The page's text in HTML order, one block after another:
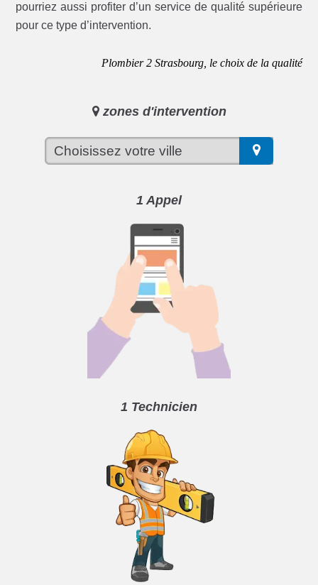
pourriez aussi profiter d’un service de qualité supérieure
pour ce type d’intervention.
Plombier 2 Strasbourg, le choix de la qualité
zones d'intervention
1 Appel
1 Technicien